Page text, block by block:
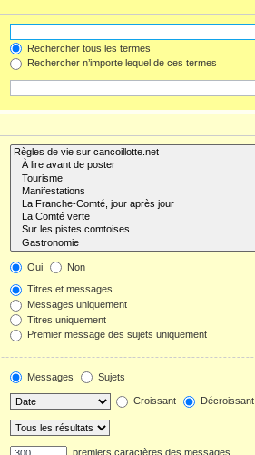
Rechercher tous les termes
Rechercher n’importe lequel de ces termes
Oui Non
Titres et messages
Messages uniquement
Titres uniquement
Premier message des sujets uniquement
Messages Sujets
Croissant Décroissant
premiers caractères des messages